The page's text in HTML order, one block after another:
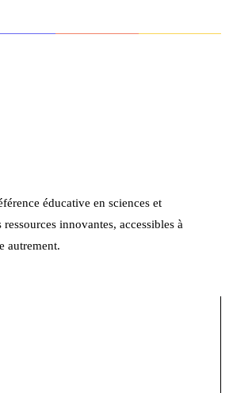
éducative en sciences et
innovantes, accessibles à
autrement.